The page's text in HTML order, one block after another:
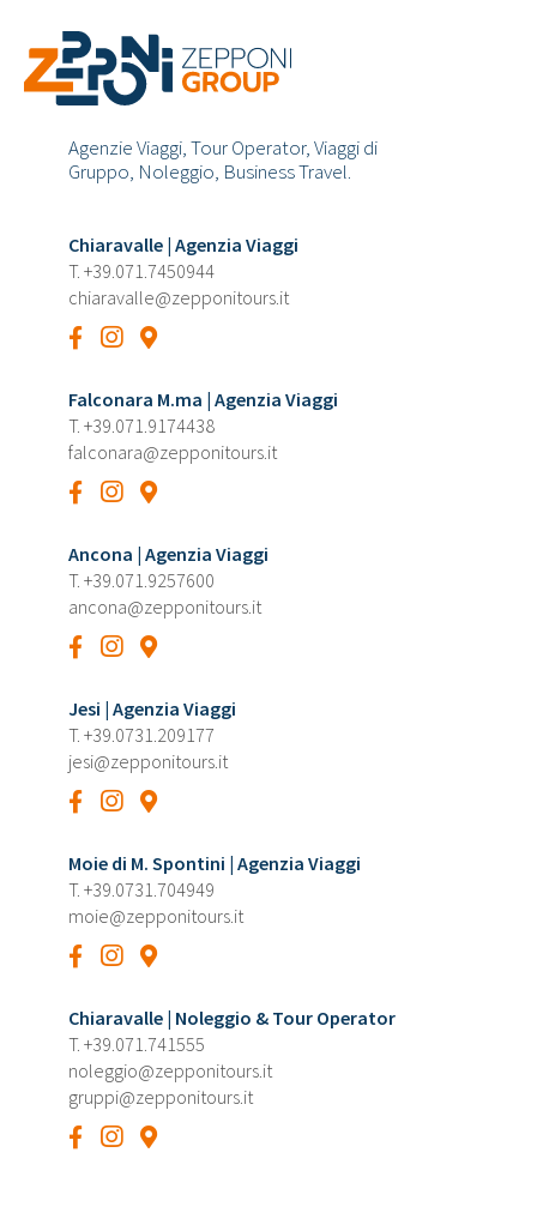
Agenzie Viaggi, Tour Operator, Viaggi di
Gruppo, Noleggio, Business Travel.
Chiaravalle | Agenzia Viaggi
T. +39.071.7450944
chiaravalle@zepponitours.it
Falconara M.ma | Agenzia Viaggi
T. +39.071.9174438
falconara@zepponitours.it
Ancona | Agenzia Viaggi
T. +39.071.9257600
ancona@zepponitours.it
Jesi | Agenzia Viaggi
T. +39.0731.209177
jesi@zepponitours.it
Moie di M. Spontini | Agenzia Viaggi
T. +39.0731.704949
moie@zepponitours.it
Chiaravalle | Noleggio & Tour Operator
T. +39.071.741555
noleggio@zepponitours.it
gruppi@zepponitours.it